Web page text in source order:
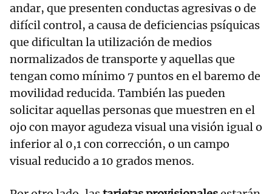
andar, que presenten conductas agresivas o de
difícil control, a causa de deficiencias psíquicas
que dificultan la utilización de medios
normalizados de transporte y aquellas que
tengan como mínimo 7 puntos en el baremo de
movilidad reducida. También las pueden
solicitar aquellas personas que muestren en el
ojo con mayor agudeza visual una visión igual o
inferior al 0,1 con corrección, o un campo
visual reducido a 10 grados menos.